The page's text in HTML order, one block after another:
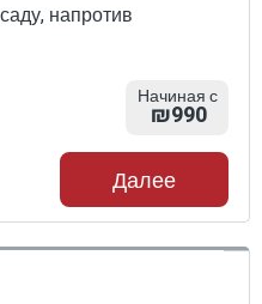
напротив
Начиная с
₪990
Далее